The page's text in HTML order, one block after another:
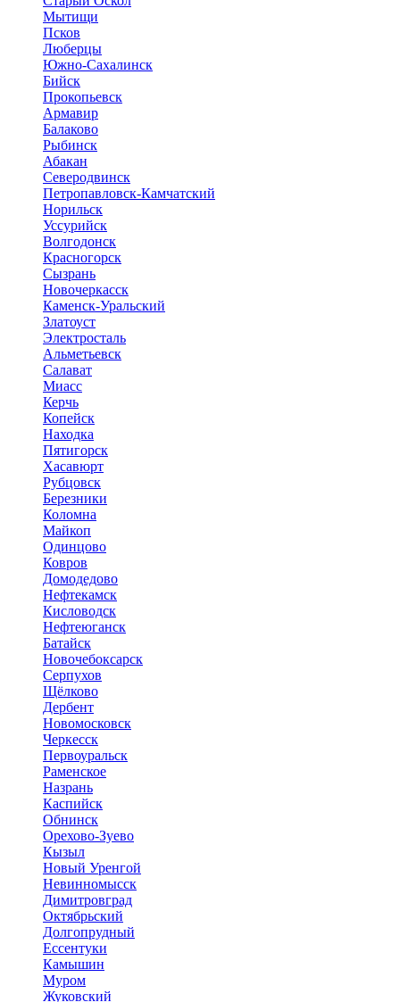
Мытищи
Псков
Люберцы
Южно-Сахалинск
Бийск
Прокопьевск
Армавир
Балаково
Рыбинск
Абакан
Северодвинск
Петропавловск-Камчатский
Норильск
Уссурийск
Волгодонск
Красногорск
Сызрань
Новочеркасск
Каменск-Уральский
Златоуст
Электросталь
Альметьевск
Салават
Миасс
Керчь
Копейск
Находка
Пятигорск
Хасавюрт
Рубцовск
Березники
Коломна
Майкоп
Одинцово
Ковров
Домодедово
Нефтекамск
Кисловодск
Нефтеюганск
Батайск
Новочебоксарск
Серпухов
Щёлково
Дербент
Новомосковск
Черкесск
Первоуральск
Раменское
Назрань
Каспийск
Обнинск
Орехово-Зуево
Кызыл
Новый Уренгой
Невинномысск
Димитровград
Октябрьский
Долгопрудный
Ессентуки
Камышин
Муром
Жуковский